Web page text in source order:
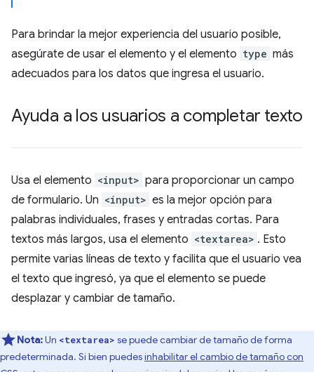
Para brindar la mejor experiencia del usuario posible,
asegúrate de usar el elemento y el elemento type más
adecuados para los datos que ingresa el usuario.
Ayuda a los usuarios a completar texto
Usa el elemento <input> para proporcionar un campo
de formulario. Un <input> es la mejor opción para
palabras individuales, frases y entradas cortas. Para
textos más largos, usa el elemento <textarea> . Esto
permite varias líneas de texto y facilita que el usuario vea
el texto que ingresó, ya que el elemento se puede
desplazar y cambiar de tamaño.
Nota:Un <textarea> se puede cambiar de tamaño de forma
predeterminada. Si bien puedesinhabilitar el cambio de tamaño con